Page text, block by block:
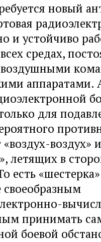
новый
и устойчиво
средах,
воздушными
аппаратами.
для
воздух»
летящих в
есть
принимать
боевой